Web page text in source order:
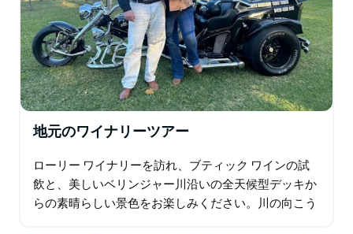
地元のワイナリーツアー
ローリー ワイナリーを訪れ、ブティック ワインの試
飲と、美しいベリンジャー川沿いの全天候型デッキか
らの素晴らしい景色をお楽しみください。川の向こう